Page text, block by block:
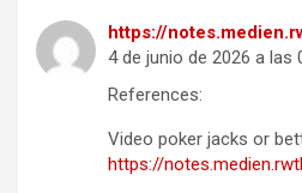
https://
4 de junio de 2026 a las
References:
Video poker jacks or
https://